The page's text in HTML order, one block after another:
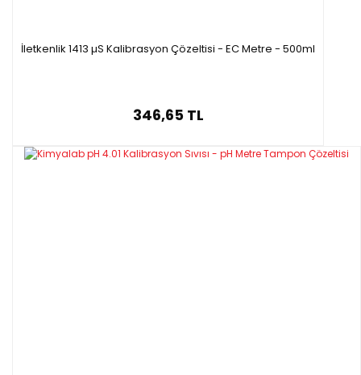
İletkenlik 1413 µS Kalibrasyon Çözeltisi - EC Metre - 500ml
346,65 TL